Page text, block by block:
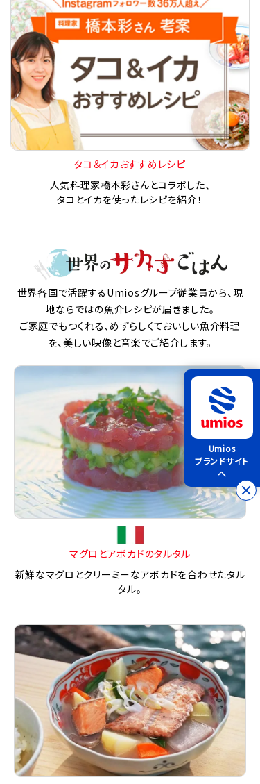
タコ＆イカおすすめレシピ
人気料理家橋本彩さんとコラボした、
タコとイカを使ったレシピを紹介！
世界各国で活躍するUmiosグループ従業員から、現
地ならではの魚介レシピが届きました。
ご家庭でもつくれる、めずらしくておいしい魚介料理
を、美しい映像と音楽でご紹介します。
マグロとアボカドのタルタル
新鮮なマグロとクリーミーなアボカドを合わせたタル
タル。
Umios
ブランドサイト
へ